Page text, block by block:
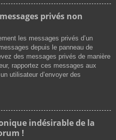
privés non
les messages privés d’un
depuis le panneau de
des messages privés de manière
rapportez ces messages aux
utilisateur d’envoyer des
indésirable de la
!